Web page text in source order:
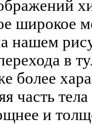
широкое
нашем
в
более
часть
и